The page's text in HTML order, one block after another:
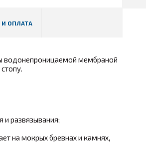
И ОПЛАТА
водонепроницаемой мембраной
и развязывания;
на мокрых бревнах и камнях,